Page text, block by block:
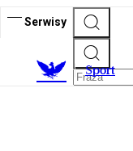
Serwisy
Sport